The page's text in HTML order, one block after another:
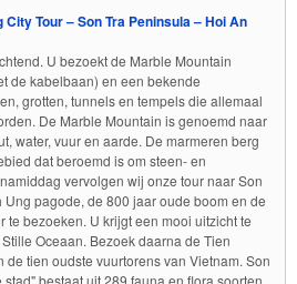
City Tour – Son Tra Peninsula – Hoi An
U bezoekt de Marble Mountain
de kabelbaan) en een bekende
grotten, tunnels en tempels die allemaal
De Marble Mountain is genoemd naar
water, vuur en aarde. De marmeren berg
dat beroemd is om steen- en
vervolgen wij onze tour naar Son
pagode, de 800 jaar oude boom en de
te bezoeken. U krijgt een mooi uitzicht te
Oceaan. Bezoek daarna de Tien
de tien oudste vuurtorens van Vietnam. Son
bestaat uit 289 fauna en flora soorten